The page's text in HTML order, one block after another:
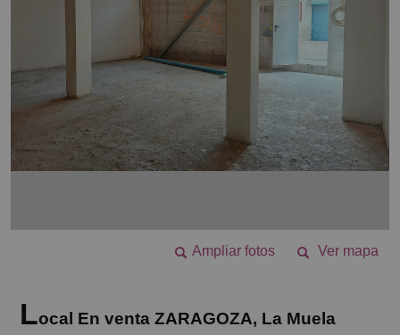
Ver mapa
Ampliar fotos
Local En venta ZARAGOZA, La Muela